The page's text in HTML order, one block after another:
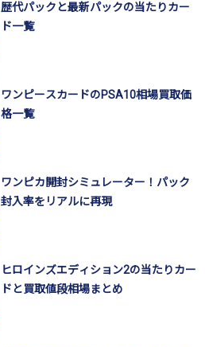
歴代パックと最新パックの当たりカー
ド一覧
ワンピースカードのPSA10相場買取価
格一覧
ワンピカ開封シミュレーター！パック
封入率をリアルに再現
ヒロインズエディション2の当たりカー
ドと買取値段相場まとめ